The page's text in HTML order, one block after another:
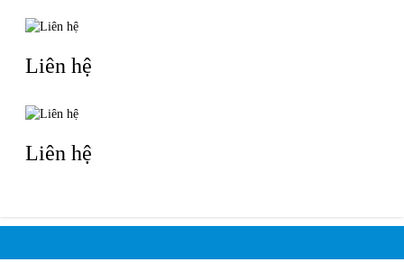
Liên hệ
Liên hệ